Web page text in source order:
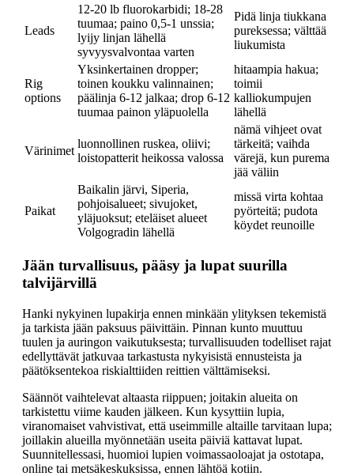
Leads
12-20 lb fluorokarbidi; 18-28
tuumaa; paino 0,5-1 unssia;
lyijy linjan lähellä
syvyysvalvontaa varten
Pidä linja tiukkana
pureksessa; välttää
liukumista
Rig
options
Yksinkertainen dropper;
toinen koukku valinnainen;
päälinja 6-12 jalkaa; drop 6-12
tuumaa painon yläpuolella
hitaampia hakua;
toimii
kalliokumpujen
lähellä
Värinimet
luonnollinen ruskea, oliivi;
loistopatterit heikossa valossa
nämä vihjeet ovat
tärkeitä; vaihda
värejä, kun purema
jää väliin
Paikat
Baikalin järvi, Siperia,
pohjoisalueet; sivujoket,
yläjuoksut; eteläiset alueet
Volgogradin lähellä
missä virta kohtaa
pyörteitä; pudota
köydet reunoille
Jään turvallisuus, pääsy ja lupat suurilla
talvijärvillä
Hanki nykyinen lupakirja ennen minkään ylityksen tekemistä
ja tarkista jään paksuus päivittäin. Pinnan kunto muuttuu
tuulen ja auringon vaikutuksesta; turvallisuuden todelliset rajat
edellyttävät jatkuvaa tarkastusta nykyisistä ennusteista ja
päätöksentekoa riskialttiiden reittien välttämiseksi.
Säännöt vaihtelevat altaasta riippuen; joitakin alueita on
tarkistettu viime kauden jälkeen. Kun kysyttiin lupia,
viranomaiset vahvistivat, että useimmille altaille tarvitaan lupa;
joillakin alueilla myönnetään useita päiviä kattavat lupat.
Suunnitellessasi, huomioi lupien voimassaoloajat ja ostotapa,
online tai metsäkeskuksissa, ennen lähtöä kotiin.